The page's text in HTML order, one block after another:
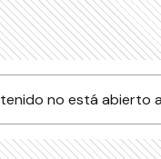
no está abierto